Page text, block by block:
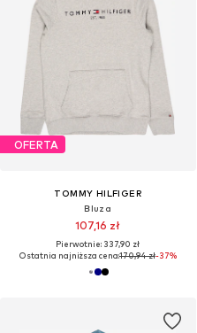
OFERTA
TOMMY HILFIGER
Bluza
107,16 zł
Pierwotnie: 337,90 zł
Ostatnia najniższa cena:170,94 zł-37%